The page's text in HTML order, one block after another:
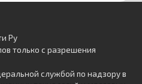
Ру
только с разрешения
службой по надзору в